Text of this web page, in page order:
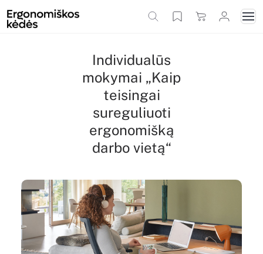
Individualūs
mokymai „Kaip
teisingai
sureguliuoti
ergonomišką
darbo vietą“